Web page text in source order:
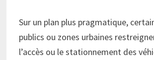
Sur un plan plus pragmatique,
publics ou zones urbaines
l’accès ou le stationnement des